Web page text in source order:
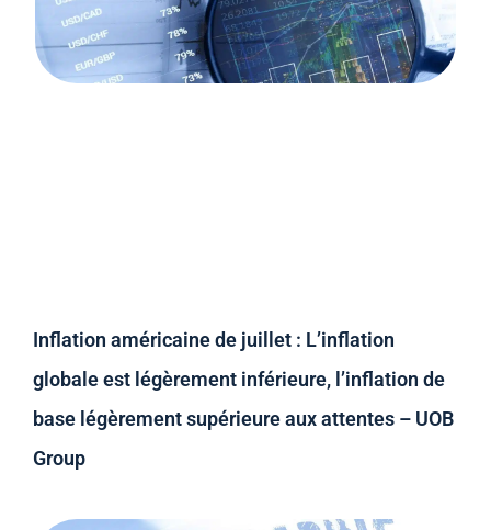
Inflation américaine de juillet : L’inflation
globale est légèrement inférieure, l’inflation de
base légèrement supérieure aux attentes – UOB
Group